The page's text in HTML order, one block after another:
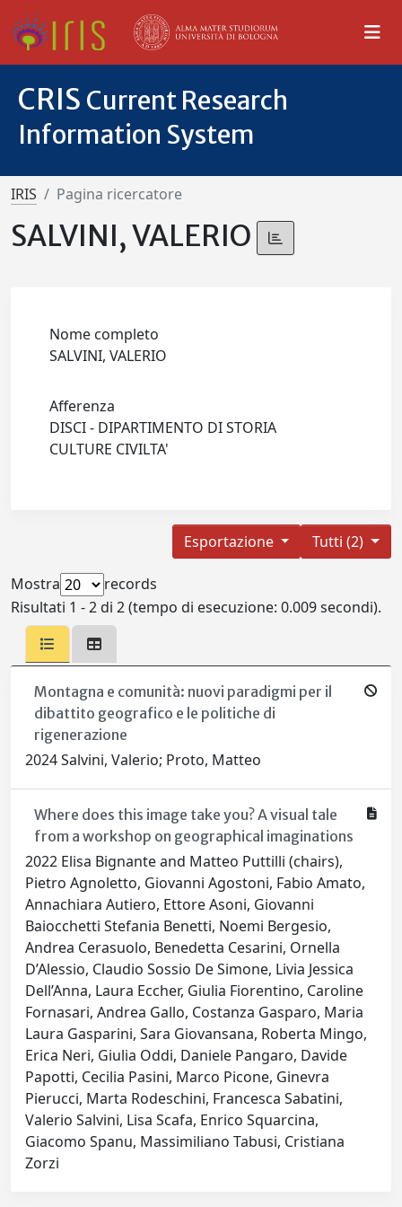
CRIS Current Research
Information System
IRIS Pagina ricercatore
SALVINI, VALERIO
Nome completo
SALVINI, VALERIO
Afferenza
DISCI - DIPARTIMENTO DI STORIA
CULTURE CIVILTA'
Tutti (2)
Esportazione
Mostra
records
Risultati 1 - 2 di 2 (tempo di esecuzione: 0.009 secondi).
Montagna e comunità: nuovi paradigmi per il
dibattito geografico e le politiche di
rigenerazione
2024 Salvini, Valerio; Proto, Matteo
Where does this image take you? A visual tale
from a workshop on geographical imaginations
2022 Elisa Bignante and Matteo Puttilli (chairs),
Pietro Agnoletto, Giovanni Agostoni, Fabio Amato,
Annachiara Autiero, Ettore Asoni, Giovanni
Baiocchetti Stefania Benetti, Noemi Bergesio,
Andrea Cerasuolo, Benedetta Cesarini, Ornella
D’Alessio, Claudio Sossio De Simone, Livia Jessica
Dell’Anna, Laura Eccher, Giulia Fiorentino, Caroline
Fornasari, Andrea Gallo, Costanza Gasparo, Maria
Laura Gasparini, Sara Giovansana, Roberta Mingo,
Erica Neri, Giulia Oddi, Daniele Pangaro, Davide
Papotti, Cecilia Pasini, Marco Picone, Ginevra
Pierucci, Marta Rodeschini, Francesca Sabatini,
Valerio Salvini, Lisa Scafa, Enrico Squarcina,
Giacomo Spanu, Massimiliano Tabusi, Cristiana
Zorzi